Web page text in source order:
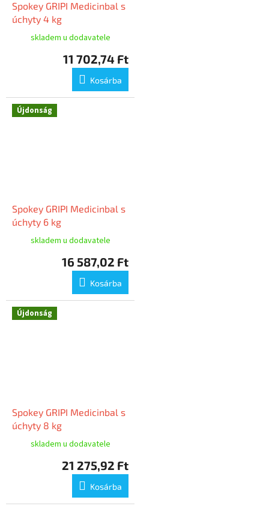
Spokey GRIPI Medicinbal s
úchyty 4 kg
skladem u dodavatele
11 702,74 Ft
Kosárba
Újdonság
Spokey GRIPI Medicinbal s
úchyty 6 kg
skladem u dodavatele
16 587,02 Ft
Kosárba
Újdonság
Spokey GRIPI Medicinbal s
úchyty 8 kg
skladem u dodavatele
21 275,92 Ft
Kosárba